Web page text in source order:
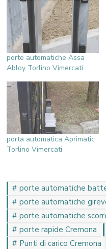
porte automatiche Assa
Abloy Torlino Vimercati
porta automatica Aprimatic
Torlino Vimercati
porte automatiche
porte automatiche
porte automatiche
porte rapide Cremona
Punti di carico Cremona